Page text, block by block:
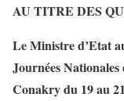
AU TITRE DES
Le Ministre d’Etat
Journées
Conakry du 19 au